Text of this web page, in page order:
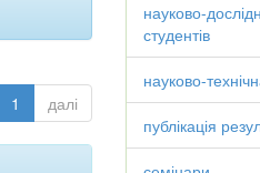
1 далі
науково-
студентів
науково-
публікація